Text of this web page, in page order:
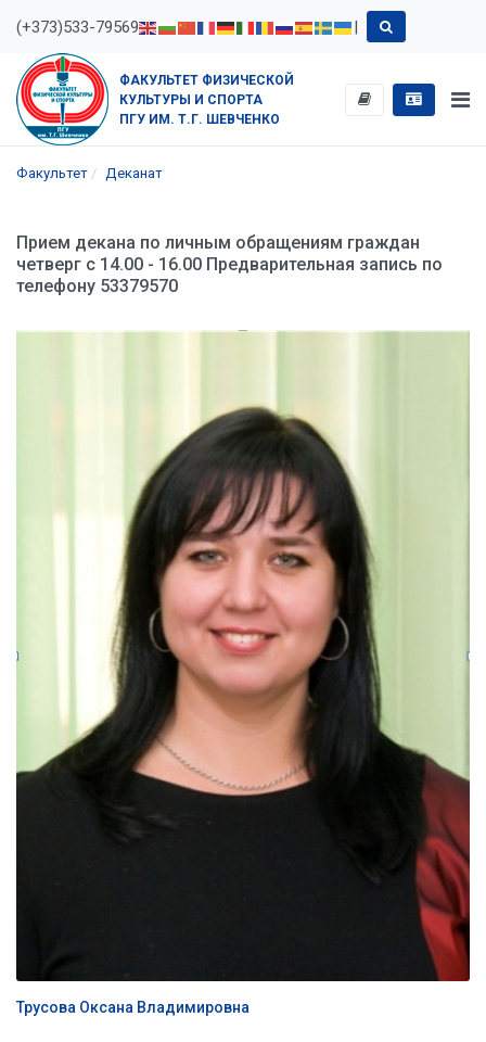
(+373)533-79569 |
ФАКУЛЬТЕТ ФИЗИЧЕСКОЙ
КУЛЬТУРЫ И СПОРТА
ПГУ ИМ. Т.Г. ШЕВЧЕНКО
Факультет Деканат
Прием декана по личным обращениям граждан
четверг с 14.00 - 16.00 Предварительная запись по
телефону 53379570
Трусова Оксана Владимировна